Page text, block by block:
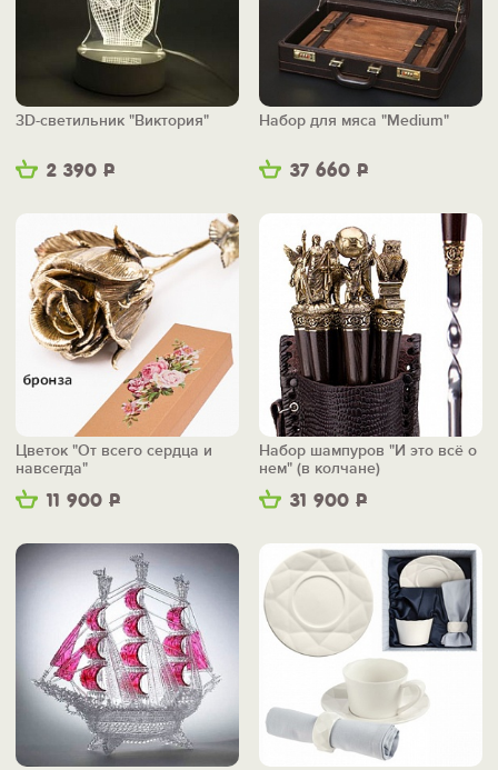
2 390 Р
3D-светильник "Виктория"
37 660 Р
Набор для мяса "Medium"
11 900 Р
Цветок "От всего сердца и
навсегда"
31 900 Р
Набор шампуров "И это всё о
нем" (в колчане)